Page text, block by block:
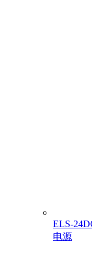
ELS-
电源